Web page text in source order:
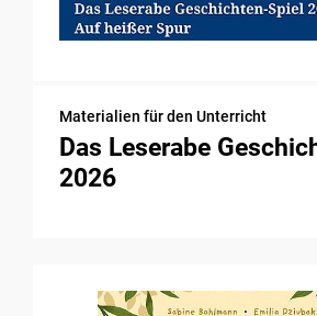
Materialien für den Unterricht
Das Leserabe
2026